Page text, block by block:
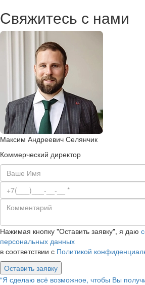
Свяжитесь с нами
Максим Андреевич Селянчик
Коммерческий директор
Нажимая кнопку "Оставить заявку", я даю
персональных данных
в соответствии с Политикой
Оставить заявку
“Я сделаю всё возможное, чтобы Вы